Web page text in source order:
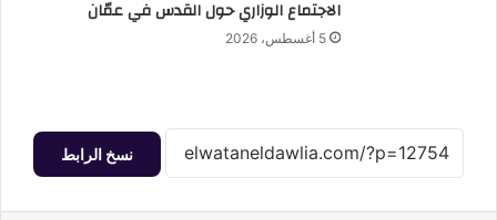
الاجتماع الوزاري حول القدس في عمّان
5 أغسطس، 2026
نسخ الرابط